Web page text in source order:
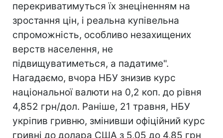
перекриватимуться їх знеціненням на
зростання цін, і реальна купівельна
спроможність, особливо незахищених
верств населення, не
підвищуватиметься, а падатиме".
Нагадаємо, вчора НБУ знизив курс
національної валюти на 0,2 коп. до рівня
4,852 грн/дол. Раніше, 21 травня, НБУ
укріпив гривню, змінивши офіційний курс
гривні до долара США з 5,05 до 4,85 грн